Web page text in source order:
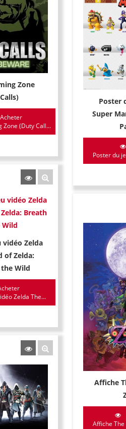
Zone
Acheter
Zone (Duty Call...
Poster
Super
Poster du
vidéo Zelda
of Zelda:
Wild
Zelda The...
Affiche
Affiche The